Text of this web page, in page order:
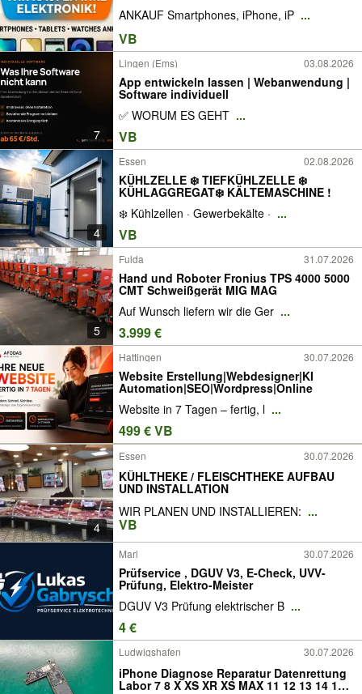
ANKAUF Smartphones, iPhone, iP ...
VB
7
Lingen (Ems) 03.08.2026
App entwickeln lassen | Webanwendung |
Software individuell
✅ WORUM ES GEHT ...
VB
4
Essen 02.08.2026
KÜHLZELLE ❄️ TIEFKÜHLZELLE ❄️
KÜHLAGGREGAT❄️ KÄLTEMASCHINE !
❄️ Kühlzellen · Gewerbekälte · ...
VB
5
Fulda 31.07.2026
Hand und Roboter Fronius TPS 4000 5000
CMT Schweißgerät MIG MAG
Auf Wunsch liefern wir die Ger ...
3.999 €
Hattingen 30.07.2026
Website Erstellung|Webdesigner|KI
Automation|SEO|Wordpress|Online
Website in 7 Tagen – fertig, l ...
499 € VB
4
Essen 30.07.2026
KÜHLTHEKE / FLEISCHTHEKE AUFBAU
UND INSTALLATION
WIR PLANEN UND INSTALLIEREN: ...
VB
Marl 30.07.2026
Prüfservice , DGUV V3, E-Check, UVV-
Prüfung, Elektro-Meister
DGUV V3 Prüfung elektrischer B ...
4 €
Ludwigshafen 30.07.2026
iPhone Diagnose Reparatur Datenrettung
Labor 7 8 X XS XR XS MAX 11 12 13 14 15